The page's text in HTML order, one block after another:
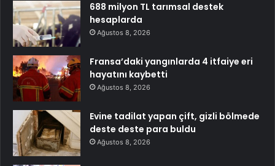
688 milyon TL tarımsal destek
hesaplarda
Ağustos 8, 2026
Fransa’daki yangınlarda 4 itfaiye eri
hayatını kaybetti
Ağustos 8, 2026
Evine tadilat yapan çift, gizli bölmede
deste deste para buldu
Ağustos 8, 2026